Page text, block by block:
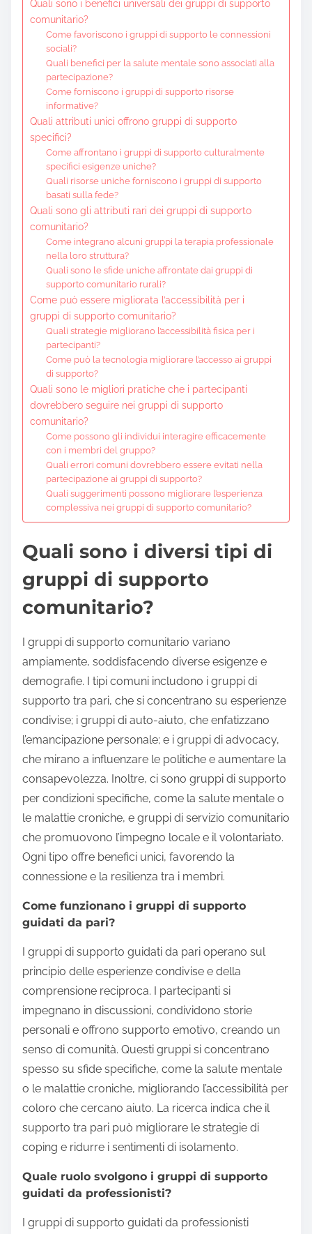
Quali sono i benefici universali dei gruppi di supporto
comunitario?
Come favoriscono i gruppi di supporto le connessioni
sociali?
Quali benefici per la salute mentale sono associati alla
partecipazione?
Come forniscono i gruppi di supporto risorse
informative?
Quali attributi unici offrono gruppi di supporto
specifici?
Come affrontano i gruppi di supporto culturalmente
specifici esigenze uniche?
Quali risorse uniche forniscono i gruppi di supporto
basati sulla fede?
Quali sono gli attributi rari dei gruppi di supporto
comunitario?
Come integrano alcuni gruppi la terapia professionale
nella loro struttura?
Quali sono le sfide uniche affrontate dai gruppi di
supporto comunitario rurali?
Come può essere migliorata l’accessibilità per i
gruppi di supporto comunitario?
Quali strategie migliorano l’accessibilità fisica per i
partecipanti?
Come può la tecnologia migliorare l’accesso ai gruppi
di supporto?
Quali sono le migliori pratiche che i partecipanti
dovrebbero seguire nei gruppi di supporto
comunitario?
Come possono gli individui interagire efficacemente
con i membri del gruppo?
Quali errori comuni dovrebbero essere evitati nella
partecipazione ai gruppi di supporto?
Quali suggerimenti possono migliorare l’esperienza
complessiva nei gruppi di supporto comunitario?
Quali sono i diversi tipi di
gruppi di supporto
comunitario?
I gruppi di supporto comunitario variano
ampiamente, soddisfacendo diverse esigenze e
demografie. I tipi comuni includono i gruppi di
supporto tra pari, che si concentrano su esperienze
condivise; i gruppi di auto-aiuto, che enfatizzano
l’emancipazione personale; e i gruppi di advocacy,
che mirano a influenzare le politiche e aumentare la
consapevolezza. Inoltre, ci sono gruppi di supporto
per condizioni specifiche, come la salute mentale o
le malattie croniche, e gruppi di servizio comunitario
che promuovono l’impegno locale e il volontariato.
Ogni tipo offre benefici unici, favorendo la
connessione e la resilienza tra i membri.
Come funzionano i gruppi di supporto
guidati da pari?
I gruppi di supporto guidati da pari operano sul
principio delle esperienze condivise e della
comprensione reciproca. I partecipanti si
impegnano in discussioni, condividono storie
personali e offrono supporto emotivo, creando un
senso di comunità. Questi gruppi si concentrano
spesso su sfide specifiche, come la salute mentale
o le malattie croniche, migliorando l’accessibilità per
coloro che cercano aiuto. La ricerca indica che il
supporto tra pari può migliorare le strategie di
coping e ridurre i sentimenti di isolamento.
Quale ruolo svolgono i gruppi di supporto
guidati da professionisti?
I gruppi di supporto guidati da professionisti